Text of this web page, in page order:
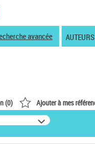
avancée
(0) Ajouter à mes